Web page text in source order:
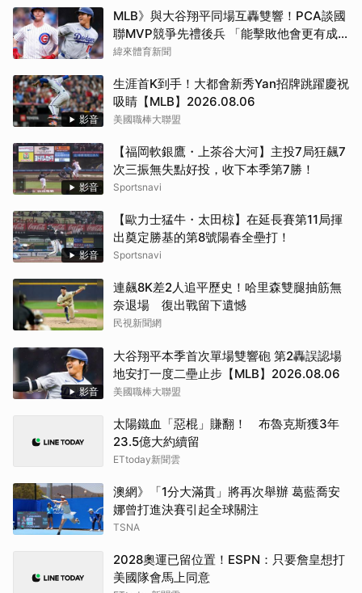
MLB》與大谷翔平同場互轟雙響！PCA談國
聯MVP競爭先禮後兵 「能擊敗他會更有成
就感」
緯來體育新聞
影音
生涯首K到手！大都會新秀Yan招牌跳躍慶祝
吸睛【MLB】2026.08.06
美國職棒大聯盟
影音
【福岡軟銀鷹・上茶谷大河】主投7局狂飆7
次三振無失點好投，收下本季第7勝！
Sportsnavi
影音
【歐力士猛牛・太田椋】在延長賽第11局揮
出奠定勝基的第8號陽春全壘打！
Sportsnavi
連飆8K差2人追平歷史！哈里森雙腿抽筋無
奈退場 復出戰留下遺憾
民視新聞網
影音
大谷翔平本季首次單場雙響砲 第2轟誤認場
地安打一度二壘止步【MLB】2026.08.06
美國職棒大聯盟
太陽鐵血「惡棍」賺翻！ 布魯克斯獲3年
23.5億大約續留
ETtoday新聞雲
澳網》「1分大滿貫」將再次舉辦 葛藍喬安
娜曾打進決賽引起全球關注
TSNA
2028奧運已留位置！ESPN：只要詹皇想打
美國隊會馬上同意